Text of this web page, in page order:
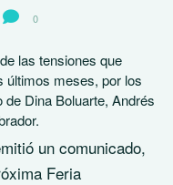
0
las tensiones que
últimos meses, por los
Dina Boluarte, Andrés
un comunicado,
Feria